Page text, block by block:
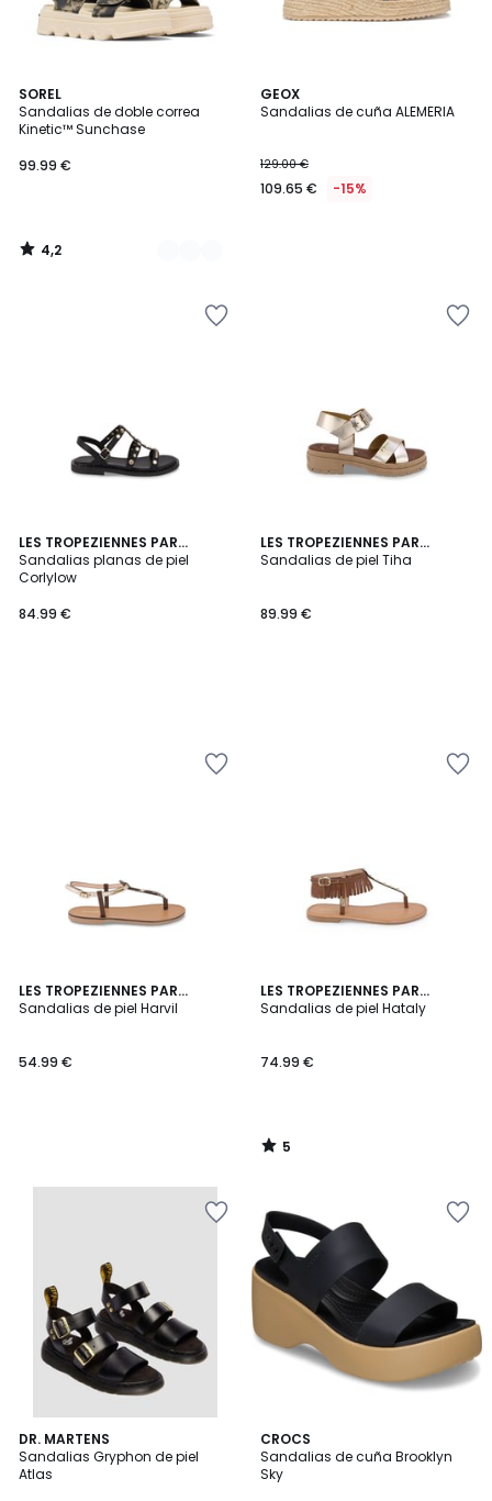
SOREL
Sandalias de doble correa
Kinetic™ Sunchase
99.99 €
4,2
/ 5
3
Colores
4,2
/
GEOX
Sandalias de cuña ALEMERIA
129.00 €
109.65 € -15%
LES TROPEZIENNES PAR
M.BELARBI
Sandalias planas de piel
Corlylow
84.99 €
LES TROPEZIENNES PAR
M.BELARBI
Sandalias de piel Tiha
89.99 €
LES TROPEZIENNES PAR
M.BELARBI
Sandalias de piel Harvil
54.99 €
LES TROPEZIENNES PAR
M.BELARBI
Sandalias de piel Hataly
74.99 €
5
/
5
/
DR. MARTENS
Sandalias Gryphon de piel
Atlas
CROCS
Sandalias de cuña Brooklyn
Sky